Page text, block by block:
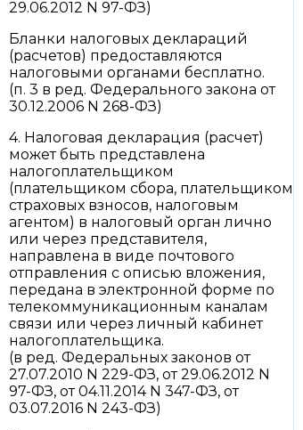
29.06.2012 N 97-ФЗ)
Бланки налоговых деклараций
(расчетов) предоставляются
налоговыми органами бесплатно.
(п. 3 в ред. Федерального закона от
30.12.2006 N 268-ФЗ)
4. Налоговая декларация (расчет)
может быть представлена
налогоплательщиком
(плательщиком сбора, плательщиком
страховых взносов, налоговым
агентом) в налоговый орган лично
или через представителя,
направлена в виде почтового
отправления с описью вложения,
передана в электронной форме по
телекоммуникационным каналам
связи или через личный кабинет
налогоплательщика.
(в ред. Федеральных законов от
27.07.2010 N 229-ФЗ, от 29.06.2012 N
97-ФЗ, от 04.11.2014 N 347-ФЗ, от
03.07.2016 N 243-ФЗ)